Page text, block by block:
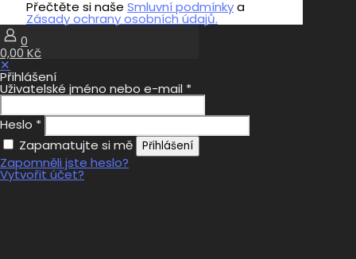
Přečtěte si naše Smluvní podmínkya
Zásady ochrany osobních údajů.
0
0,00 Kč
✕
Přihlášení
Uživatelské jméno nebo e-mail *
Heslo *
Zapamatujte si mě
Přihlášení
Zapomněli jste heslo?
Vytvořit účet?